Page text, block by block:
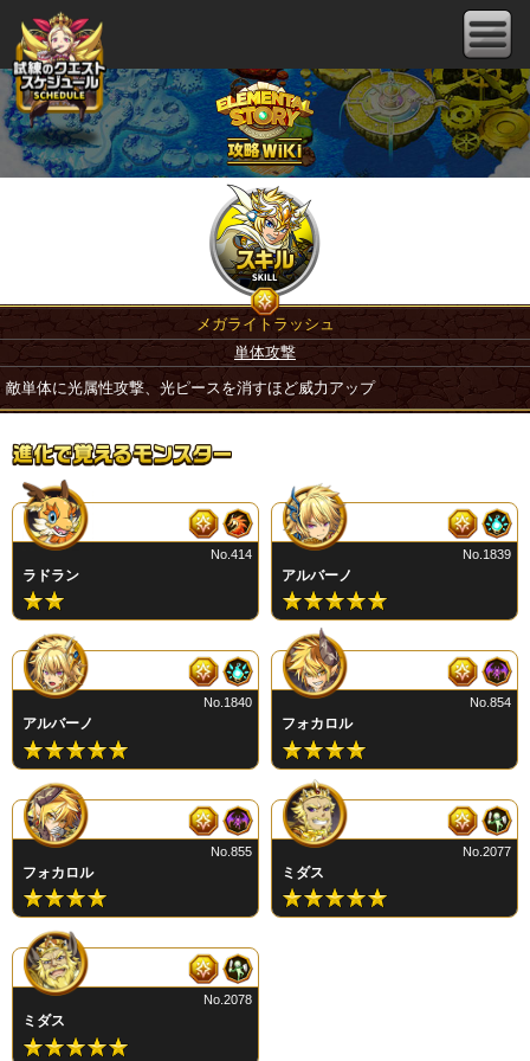
メガライトラッシュ
単体攻撃
敵単体に光属性攻撃、光ピースを消すほど威力アップ
ラドラン
No.414
アルバーノ
No.1839
アルバーノ
No.1840
フォカロル
No.854
フォカロル
No.855
ミダス
No.2077
ミダス
No.2078